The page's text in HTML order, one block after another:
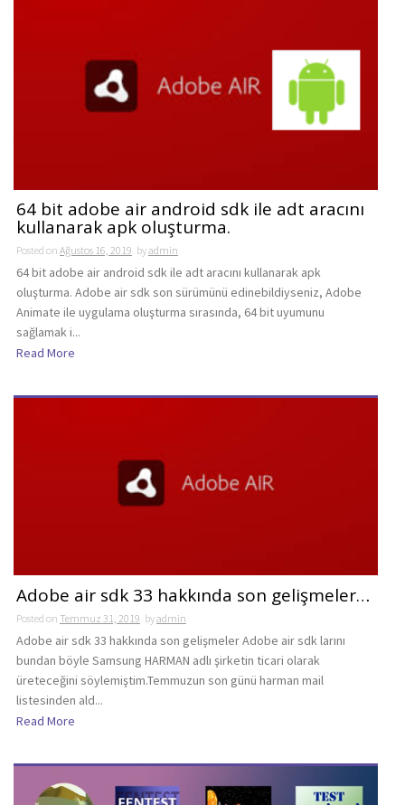
64 bit adobe air android sdk ile adt aracını
kullanarak apk oluşturma.
Posted on Ağustos 16, 2019 byadmin
64 bit adobe air android sdk ile adt aracını kullanarak apk
oluşturma. Adobe air sdk son sürümünü edinebildiyseniz, Adobe
Animate ile uygulama oluşturma sırasında, 64 bit uyumunu
sağlamak i...
Read More
Adobe air sdk 33 hakkında son gelişmeler…
Posted on Temmuz 31, 2019 byadmin
Adobe air sdk 33 hakkında son gelişmeler Adobe air sdk larını
bundan böyle Samsung HARMAN adlı şirketin ticari olarak
üreteceğini söylemiştim.Temmuzun son günü harman mail
listesinden ald...
Read More